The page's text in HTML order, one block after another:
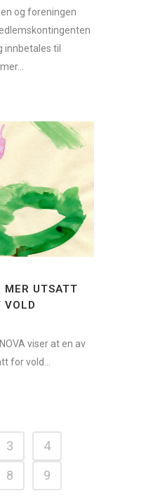
og foreningen
innbetales til
MER UTSATT
VOLD
viser at en av
for vold...
3
4
8
9